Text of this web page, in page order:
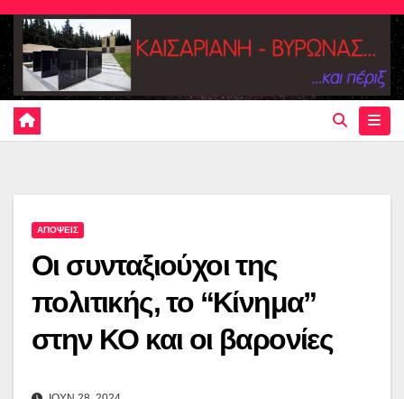
Skip
content
ΑΠΟΨΕΙΣ
Οι συνταξιούχοι της
πολιτικής, το “Κίνημα”
στην ΚΟ και οι βαρονίες